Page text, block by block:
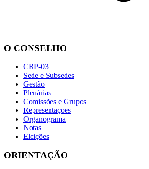
O CONSELHO
CRP-03
Sede e Subsedes
Gestão
Plenárias
Comissões e Grupos
Representações
Organograma
Notas
Eleições
ORIENTAÇÃO